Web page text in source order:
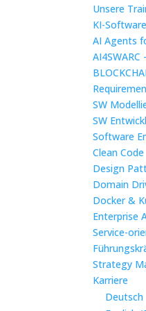
Unsere
KI-
AI Agents
SW
SW
Software
Clean Code
Design
Domain
Docker &
Enterprise
Service-
Strategy
Karriere
Deutsch